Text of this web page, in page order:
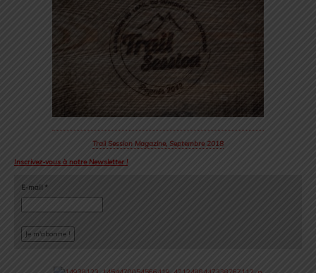
Trail Session Magazine, Septembre 2018
Inscrivez-vous à notre Newsletter !
E-mail *